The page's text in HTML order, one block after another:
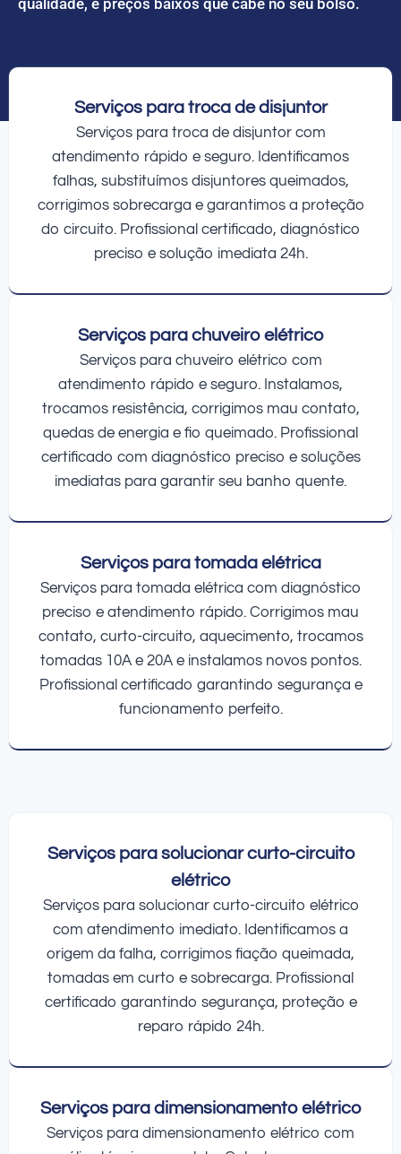
Serviços para troca de disjuntor
Serviços para troca de disjuntor com
atendimento rápido e seguro. Identificamos
falhas, substituímos disjuntores queimados,
corrigimos sobrecarga e garantimos a proteção
do circuito. Profissional certificado, diagnóstico
preciso e solução imediata 24h.
Serviços para chuveiro elétrico
Serviços para chuveiro elétrico com
atendimento rápido e seguro. Instalamos,
trocamos resistência, corrigimos mau contato,
quedas de energia e fio queimado. Profissional
certificado com diagnóstico preciso e soluções
imediatas para garantir seu banho quente.
Serviços para tomada elétrica
Serviços para tomada elétrica com diagnóstico
preciso e atendimento rápido. Corrigimos mau
contato, curto-circuito, aquecimento, trocamos
tomadas 10A e 20A e instalamos novos pontos.
Profissional certificado garantindo segurança e
funcionamento perfeito.
Serviços para solucionar curto-circuito
elétrico
Serviços para solucionar curto-circuito elétrico
com atendimento imediato. Identificamos a
origem da falha, corrigimos fiação queimada,
tomadas em curto e sobrecarga. Profissional
certificado garantindo segurança, proteção e
reparo rápido 24h.
Serviços para dimensionamento elétrico
Serviços para dimensionamento elétrico com